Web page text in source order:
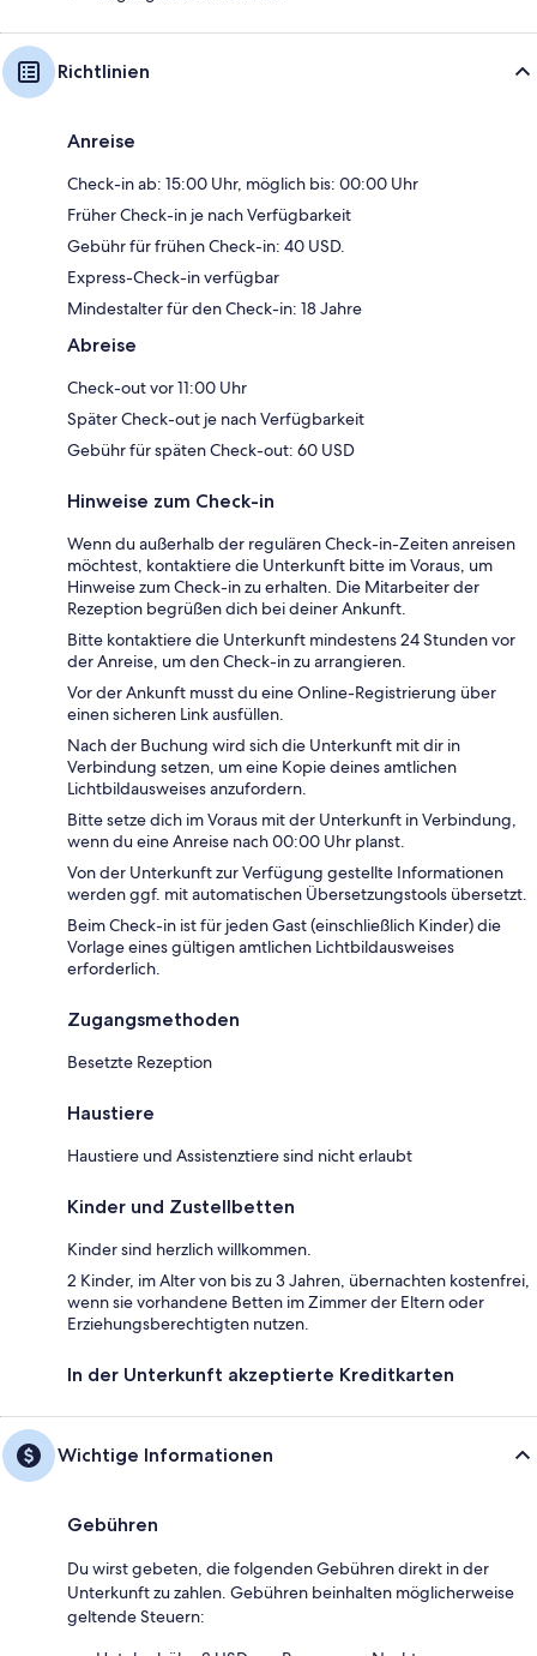
Richtlinien
Anreise
Check-in ab: 15:00 Uhr, möglich bis: 00:00 Uhr
Früher Check-in je nach Verfügbarkeit
Gebühr für frühen Check-in: 40 USD.
Express-Check-in verfügbar
Mindestalter für den Check-in: 18 Jahre
Abreise
Check-out vor 11:00 Uhr
Später Check-out je nach Verfügbarkeit
Gebühr für späten Check-out: 60 USD
Hinweise zum Check-in
Wenn du außerhalb der regulären Check-in-Zeiten anreisen
möchtest, kontaktiere die Unterkunft bitte im Voraus, um
Hinweise zum Check-in zu erhalten. Die Mitarbeiter der
Rezeption begrüßen dich bei deiner Ankunft.
Bitte kontaktiere die Unterkunft mindestens 24 Stunden vor
der Anreise, um den Check-in zu arrangieren.
Vor der Ankunft musst du eine Online-Registrierung über
einen sicheren Link ausfüllen.
Nach der Buchung wird sich die Unterkunft mit dir in
Verbindung setzen, um eine Kopie deines amtlichen
Lichtbildausweises anzufordern.
Bitte setze dich im Voraus mit der Unterkunft in Verbindung,
wenn du eine Anreise nach 00:00 Uhr planst.
Von der Unterkunft zur Verfügung gestellte Informationen
werden ggf. mit automatischen Übersetzungstools übersetzt.
Beim Check-in ist für jeden Gast (einschließlich Kinder) die
Vorlage eines gültigen amtlichen Lichtbildausweises
erforderlich.
Zugangsmethoden
Besetzte Rezeption
Haustiere
Haustiere und Assistenztiere sind nicht erlaubt
Kinder und Zustellbetten
Kinder sind herzlich willkommen.
2 Kinder, im Alter von bis zu 3 Jahren, übernachten kostenfrei,
wenn sie vorhandene Betten im Zimmer der Eltern oder
Erziehungsberechtigten nutzen.
In der Unterkunft akzeptierte Kreditkarten
Wichtige Informationen
Gebühren
Du wirst gebeten, die folgenden Gebühren direkt in der
Unterkunft zu zahlen. Gebühren beinhalten möglicherweise
geltende Steuern: